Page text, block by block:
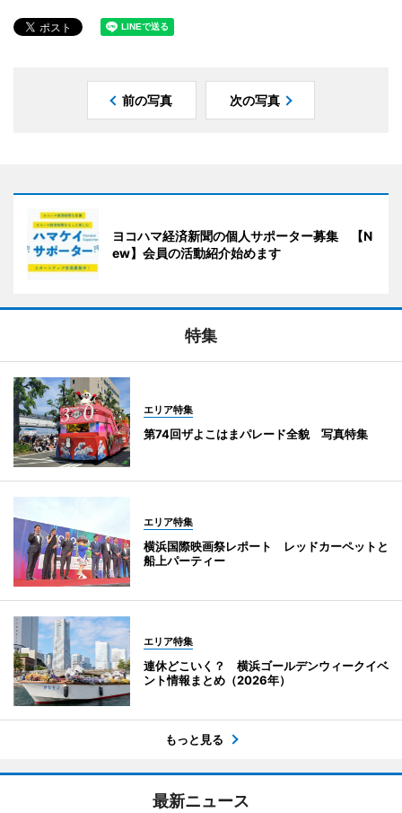
前の写真 次の写真
ヨコハマ経済新聞の個人サポーター募集 【N
ew】会員の活動紹介始めます
特集
エリア特集
第74回ザよこはまパレード全貌 写真特集
エリア特集
横浜国際映画祭レポート レッドカーペットと
船上パーティー
エリア特集
連休どこいく？ 横浜ゴールデンウィークイベ
ント情報まとめ（2026年）
もっと見る
最新ニュース